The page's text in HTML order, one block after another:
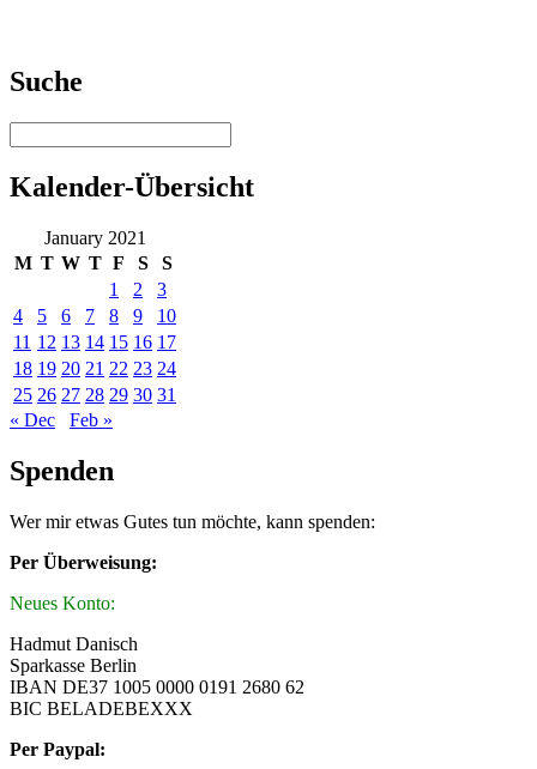
Suche
Kalender-Übersicht
January 2021
M T W T F S
S
1
2
3
4
5 6 7 8 9
10
11 12 13 14 15 16 17
18 19 20 21 22 23 24
25 26 27 28 29 30 31
« Dec
Feb »
Spenden
Wer mir etwas Gutes tun möchte, kann spenden:
Per Überweisung:
Neues Konto:
Hadmut Danisch
Sparkasse Berlin
IBAN DE37 1005 0000 0191 2680 62
BIC BELADEBEXXX
Per Paypal: